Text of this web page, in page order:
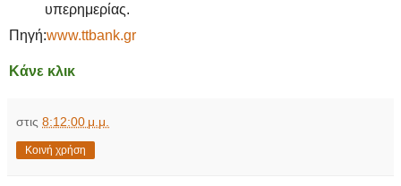
υπερημερίας.
Πηγή:www.ttbank.gr
Κάνε κλικ
στις 8:12:00 μ.μ.
Κοινή χρήση